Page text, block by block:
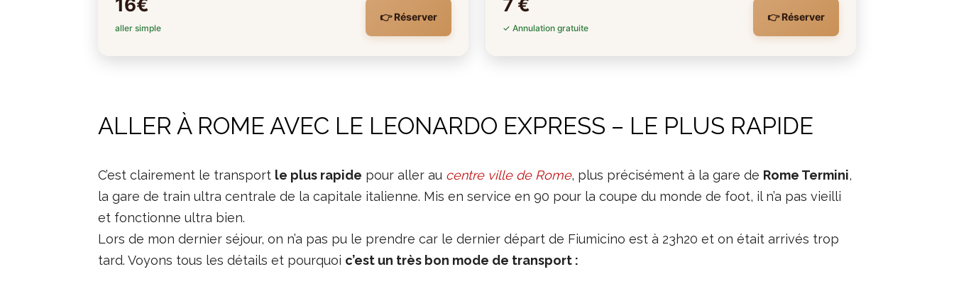
16€
aller simple
👉 Réserver
7 €
✓ Annulation gratuite
👉 Réserver
ALLER À ROME AVEC LE LEONARDO EXPRESS – LE PLUS RAPIDE
C’est clairement le transport le plus rapide pour aller au centre ville de Rome, plus précisément à la gare de Rome Termini,
la gare de train ultra centrale de la capitale italienne. Mis en service en 90 pour la coupe du monde de foot, il n’a pas vieilli
et fonctionne ultra bien.
Lors de mon dernier séjour, on n’a pas pu le prendre car le dernier départ de Fiumicino est à 23h20 et on était arrivés trop
tard. Voyons tous les détails et pourquoi c’est un très bon mode de transport :